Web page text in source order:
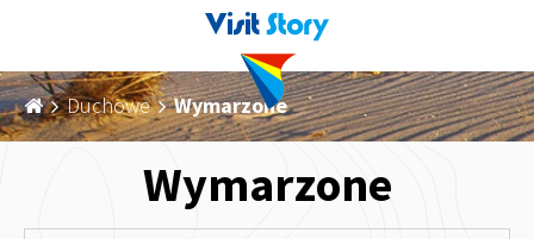
Duchowe Wymarzone
Wymarzone